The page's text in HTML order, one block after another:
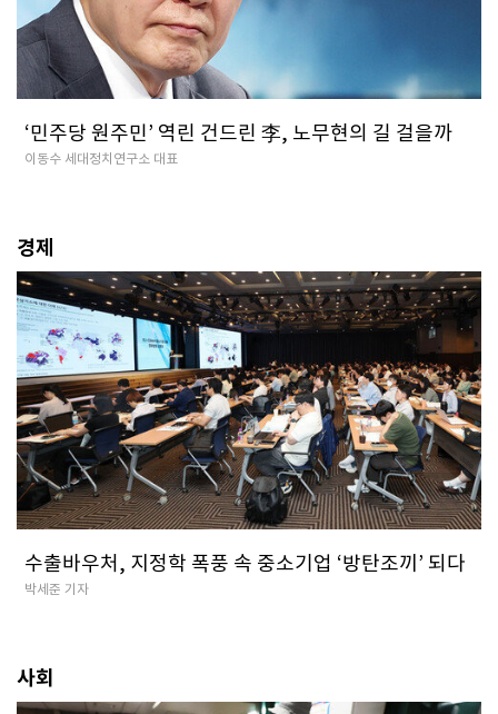
‘민주당 원주민’ 역린 건드린 李, 노무현의 길 걸을까
이동수 세대정치연구소 대표
경제
수출바우처, 지정학 폭풍 속 중소기업 ‘방탄조끼’ 되다
박세준 기자
사회